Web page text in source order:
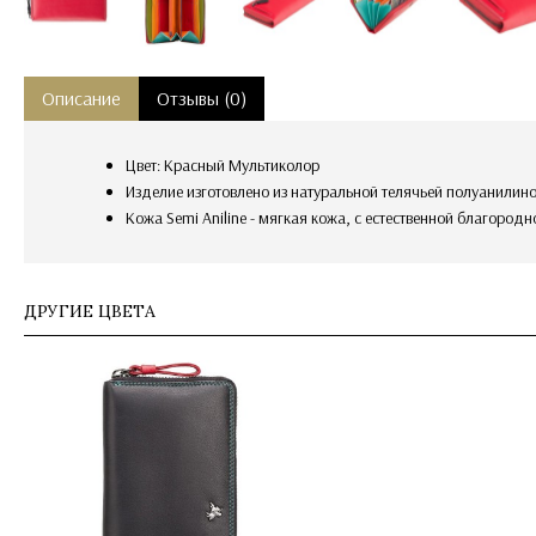
Описание Отзывы (0)
Цвет: Красный Мультиколор
Изделие изготовлено из натуральной телячьей
Кожа Semi Aniline - мягкая кожа, с естественной
ДРУГИЕ ЦВЕТА